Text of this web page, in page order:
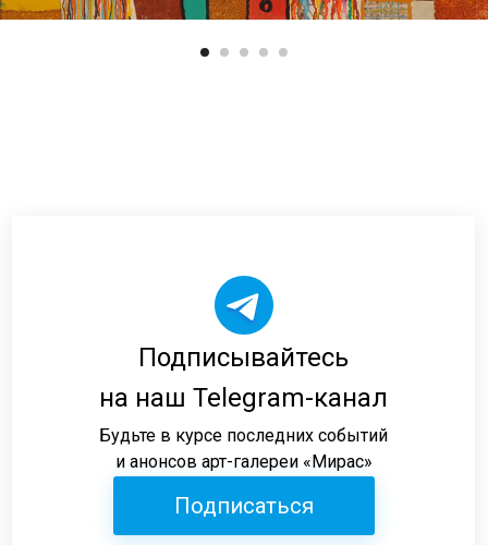
Подписывайтесь
на наш Telegram-канал
Будьте в курсе последних событий
и анонсов арт-галереи «Мирас»
Подписаться